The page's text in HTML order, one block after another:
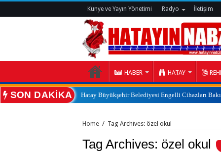
Künye ve Yayın Yönetimi Radyo İletişim
HABER HATAY
SON DAKİKA
:
Hatay Büyükşehir Belediyesi Engelli Cihazları
Home / Tag Archives: özel okul
Tag Archives: özel okul